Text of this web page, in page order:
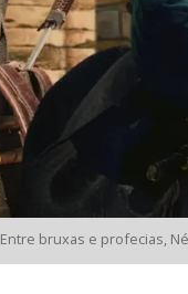
Entre bruxas e profecias,